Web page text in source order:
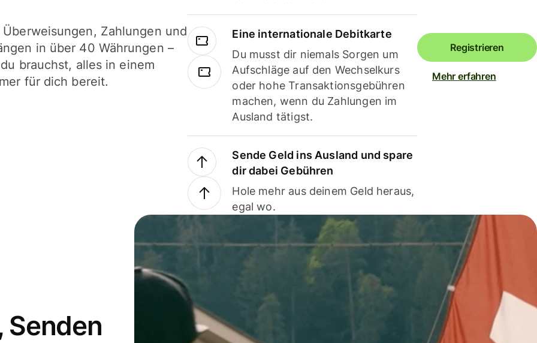
Zahlungen und
in über 40 Währungen –
brauchst, alles in einem
für dich bereit.
Eine internationale Debitkarte
Du musst dir niemals Sorgen um
Aufschläge auf den Wechselkurs
oder hohe Transaktionsgebühren
machen, wenn du Zahlungen im
Ausland tätigst.
Sende Geld ins Ausland und spare
dir dabei Gebühren
Hole mehr aus deinem Geld heraus,
egal wo.
Registrieren
Mehr erfahren
Senden